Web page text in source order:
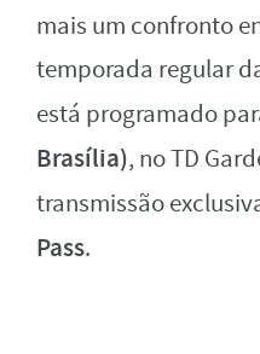
mais um confronto
temporada regular
está programado
Brasília), no TD
transmissão
Pass.